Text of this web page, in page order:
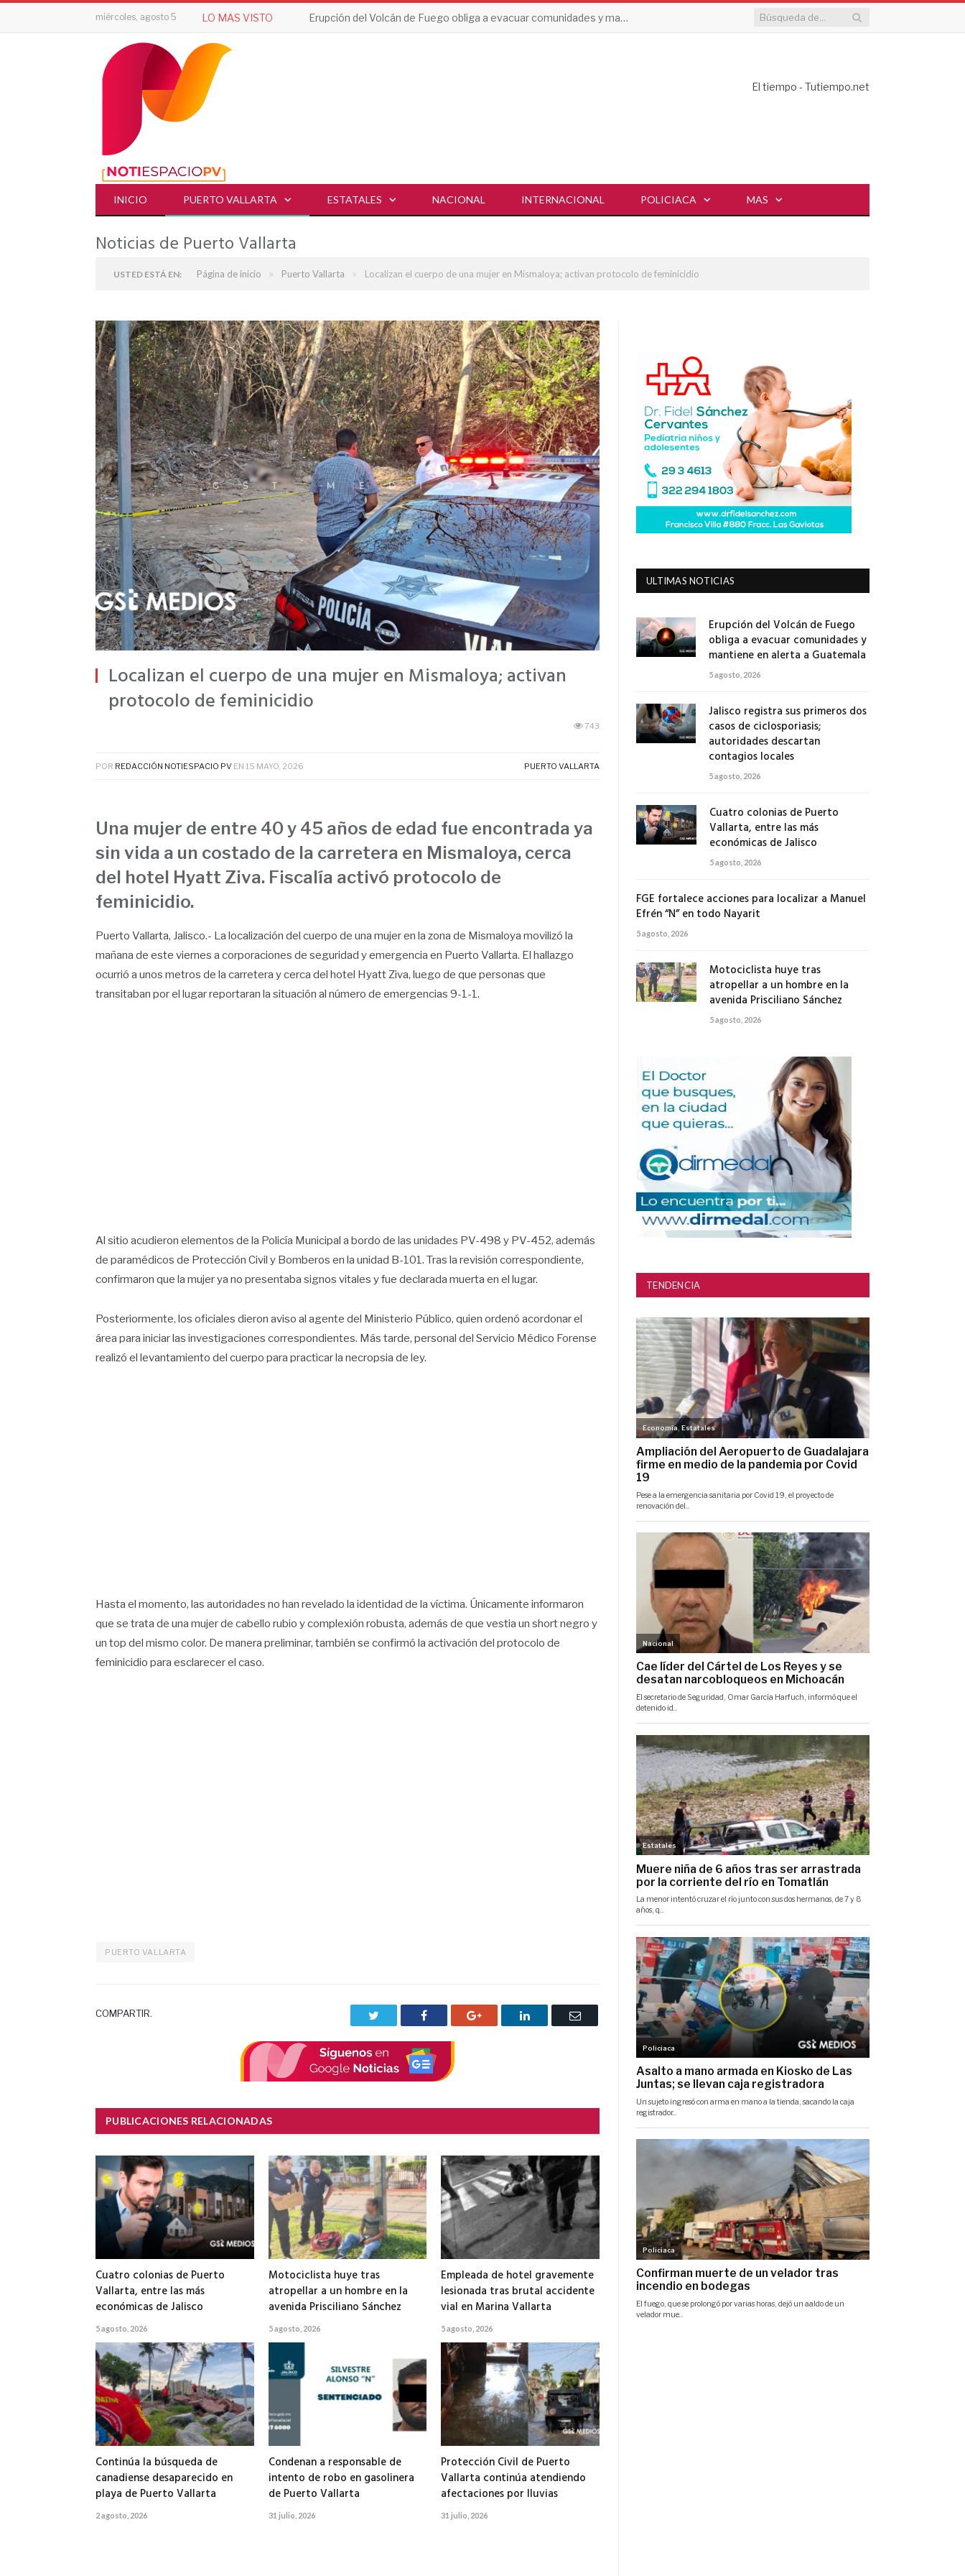
miércoles, agosto 5 LO MAS VISTO Erupción del Volcán de Fuego obliga a evacuar comunidades y mantiene en alerta a Guatemala
El tiempo - Tutiempo.net
INICIO PUERTO VALLARTA ESTATALES NACIONAL INTERNACIONAL POLICIACA MAS
Noticias de Puerto Vallarta
USTED ESTÁ EN: Página de inicio » Puerto Vallarta » Localizan el cuerpo de una mujer en Mismaloya; activan protocolo de feminicidio
Localizan el cuerpo de una mujer en Mismaloya; activan
protocolo de feminicidio
743
POR REDACCIÓN NOTIESPACIO PV EN 15 MAYO, 2026 PUERTO VALLARTA
Una mujer de entre 40 y 45 años de edad fue encontrada ya
sin vida a un costado de la carretera en Mismaloya, cerca
del hotel Hyatt Ziva. Fiscalía activó protocolo de
feminicidio.
Puerto Vallarta, Jalisco.- La localización del cuerpo de una mujer en la zona de Mismaloya movilizó la
mañana de este viernes a corporaciones de seguridad y emergencia en Puerto Vallarta. El hallazgo
ocurrió a unos metros de la carretera y cerca del hotel Hyatt Ziva, luego de que personas que
transitaban por el lugar reportaran la situación al número de emergencias 9-1-1.
Al sitio acudieron elementos de la Policía Municipal a bordo de las unidades PV-498 y PV-452, además
de paramédicos de Protección Civil y Bomberos en la unidad B-101. Tras la revisión correspondiente,
confirmaron que la mujer ya no presentaba signos vitales y fue declarada muerta en el lugar.
Posteriormente, los oficiales dieron aviso al agente del Ministerio Público, quien ordenó acordonar el
área para iniciar las investigaciones correspondientes. Más tarde, personal del Servicio Médico Forense
realizó el levantamiento del cuerpo para practicar la necropsia de ley.
Hasta el momento, las autoridades no han revelado la identidad de la víctima. Únicamente informaron
que se trata de una mujer de cabello rubio y complexión robusta, además de que vestia un short negro y
un top del mismo color. De manera preliminar, también se confirmó la activación del protocolo de
feminicidio para esclarecer el caso.
PUERTO VALLARTA
COMPARTIR. Facebook Google+ LinkedIn
Correo
PUBLICACIONES RELACIONADAS
Cuatro colonias de Puerto
Vallarta, entre las más
económicas de Jalisco
5 agosto, 2026
Motociclista huye tras
atropellar a un hombre en la
avenida Prisciliano Sánchez
5 agosto, 2026
Empleada de hotel gravemente
lesionada tras brutal accidente
vial en Marina Vallarta
5 agosto, 2026
Continúa la búsqueda de
canadiense desaparecido en
playa de Puerto Vallarta
2 agosto, 2026
Condenan a responsable de
intento de robo en gasolinera
de Puerto Vallarta
31 julio, 2026
Protección Civil de Puerto
Vallarta continúa atendiendo
afectaciones por lluvias
31 julio, 2026
ULTIMAS NOTICIAS
Erupción del Volcán de Fuego
obliga a evacuar comunidades y
mantiene en alerta a Guatemala
5 agosto, 2026
Jalisco registra sus primeros dos
casos de ciclosporiasis;
autoridades descartan
contagios locales
5 agosto, 2026
Cuatro colonias de Puerto
Vallarta, entre las más
económicas de Jalisco
5 agosto, 2026
FGE fortalece acciones para localizar a Manuel
Efrén “N” en todo Nayarit
5 agosto, 2026
Motociclista huye tras
atropellar a un hombre en la
avenida Prisciliano Sánchez
5 agosto, 2026
TENDENCIA